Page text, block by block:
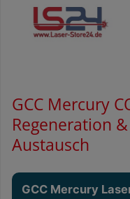
GCC Mercury
Regeneration
Austausch
GCC Mercury